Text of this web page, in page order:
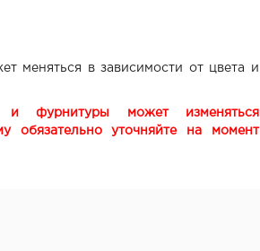
меняться в зависимости от цвета и
и фурнитуры может изменяться
обязательно уточняйте на момент